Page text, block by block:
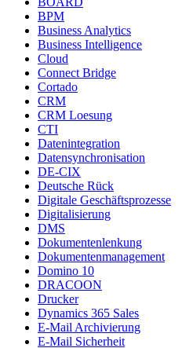
BPM
Business Analytics
Business Intelligence
Cloud
Connect Bridge
Cortado
CRM
CRM Loesung
CTI
Datenintegration
Datensynchronisation
DE-CIX
Deutsche Rück
Digitale Geschäftsprozesse
Digitalisierung
DMS
Dokumentenlenkung
Dokumentenmanagement
Domino 10
DRACOON
Drucker
Dynamics 365 Sales
E-Mail Archivierung
E-Mail Sicherheit